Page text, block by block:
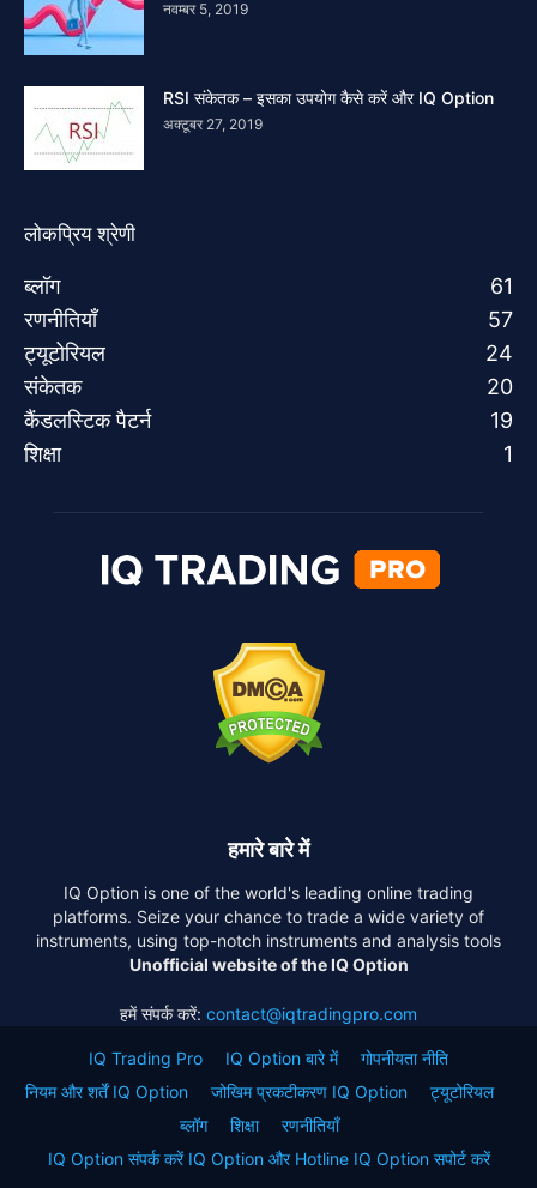
नवम्बर 5, 2019
RSI संकेतक – इसका उपयोग कैसे करें और IQ Option
अक्टूबर 27, 2019
लोकप्रिय श्रेणी
ब्लॉग
61
रणनीतियाँ
57
ट्यूटोरियल
24
संकेतक
20
कैंडलस्टिक पैटर्न
19
शिक्षा
1
हमारे बारे में
IQ Option is one of the world's leading online trading
platforms. Seize your chance to trade a wide variety of
instruments, using top-notch instruments and analysis tools
Unofficial website of the IQ Option
हमें संपर्क करें: contact@iqtradingpro.com
IQ Trading Pro IQ Option बारे में
गोपनीयता नीति
नियम और शर्तें IQ Option
जोखिम प्रकटीकरण IQ Option
ट्यूटोरियल
ब्लॉग
शिक्षा
रणनीतियाँ
IQ Option संपर्क करें IQ Option और Hotline IQ Option सपोर्ट करें